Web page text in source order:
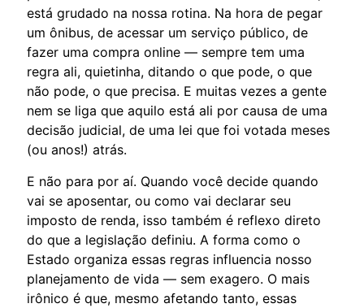
está grudado na nossa rotina. Na hora de pegar
um ônibus, de acessar um serviço público, de
fazer uma compra online — sempre tem uma
regra ali, quietinha, ditando o que pode, o que
não pode, o que precisa. E muitas vezes a gente
nem se liga que aquilo está ali por causa de uma
decisão judicial, de uma lei que foi votada meses
(ou anos!) atrás.
E não para por aí. Quando você decide quando
vai se aposentar, ou como vai declarar seu
imposto de renda, isso também é reflexo direto
do que a legislação definiu. A forma como o
Estado organiza essas regras influencia nosso
planejamento de vida — sem exagero. O mais
irônico é que, mesmo afetando tanto, essas